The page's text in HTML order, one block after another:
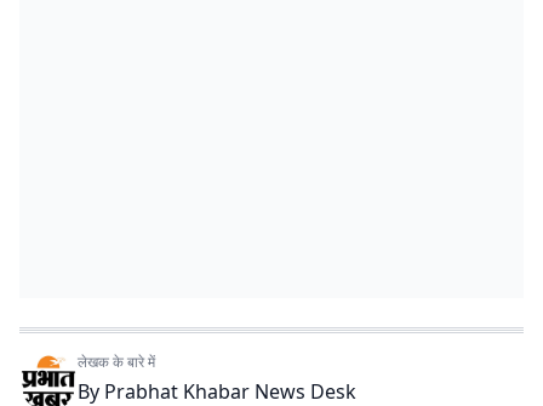
लेखक के बारे में
By Prabhat Khabar News Desk